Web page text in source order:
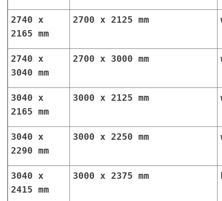
2740 x
2165 mm
2700 x 2125 mm
2740 x
3040 mm
2700 x 3000 mm
3040 x
2165 mm
3000 x 2125 mm
3040 x
2290 mm
3000 x 2250 mm
3040 x
2415 mm
3000 x 2375 mm